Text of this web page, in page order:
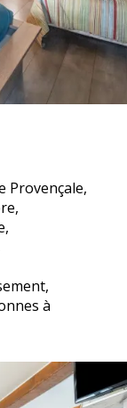
Provençale,
à